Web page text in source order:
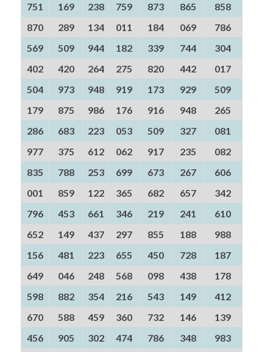
751
169 238 759 873 865
858
870
289 134 011 184 069
786
569
509 944 182 339 744
304
402
420 264 275 820 442
017
504
973 948 919 173 929
509
179
875 986 176 916 948
265
286
683 223 053 509 327
081
977
375 612 062 917 235
082
835
788 253 699 673 267
606
001
859 122 365 682 657
342
796
453 661 346 219 241
610
652
149 437 297 855 188
988
156
481 223 655 450 728
187
649
046 248 568 098 438
178
598
882 354 216 543 149
412
670
588 459 360 732 146
139
456
905 302 474 786 348
983